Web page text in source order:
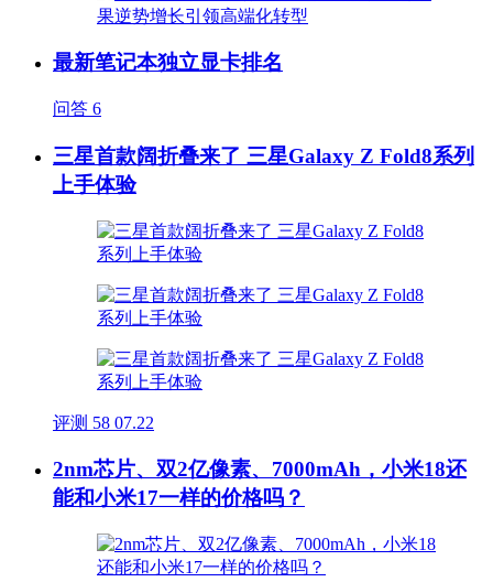
最新笔记本独立显卡排名
问答 6
三星首款阔折叠来了 三星Galaxy Z Fold8系列
上手体验
评测 58 07.22
2nm芯片、双2亿像素、7000mAh，小米18还
能和小米17一样的价格吗？